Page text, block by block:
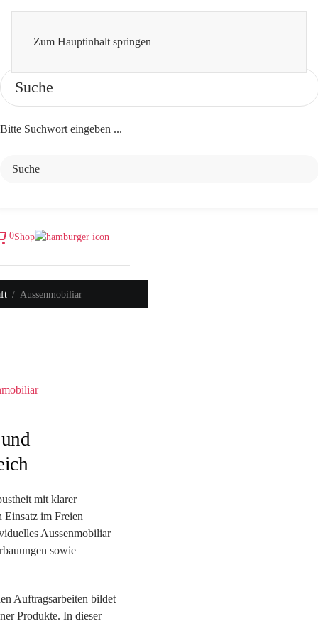
Zum Hauptinhalt springen
Bitte Suchwort eingeben ...
0Shop
Aussenmobiliar
mit klarer
Einsatz im Freien
Aussenmobiliar
sowie
Auftragsarbeiten bildet
Produkte. In dieser